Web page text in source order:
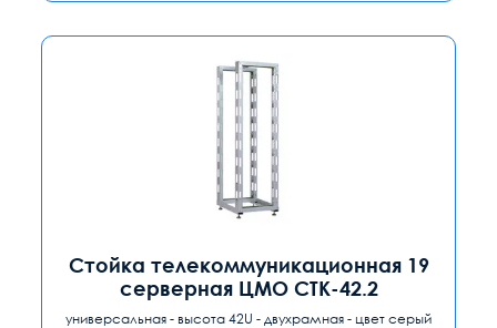
Стойка телекоммуникационная 19
серверная ЦМО СТК-42.2
универсальная - высота 42U - двухрамная - цвет серый